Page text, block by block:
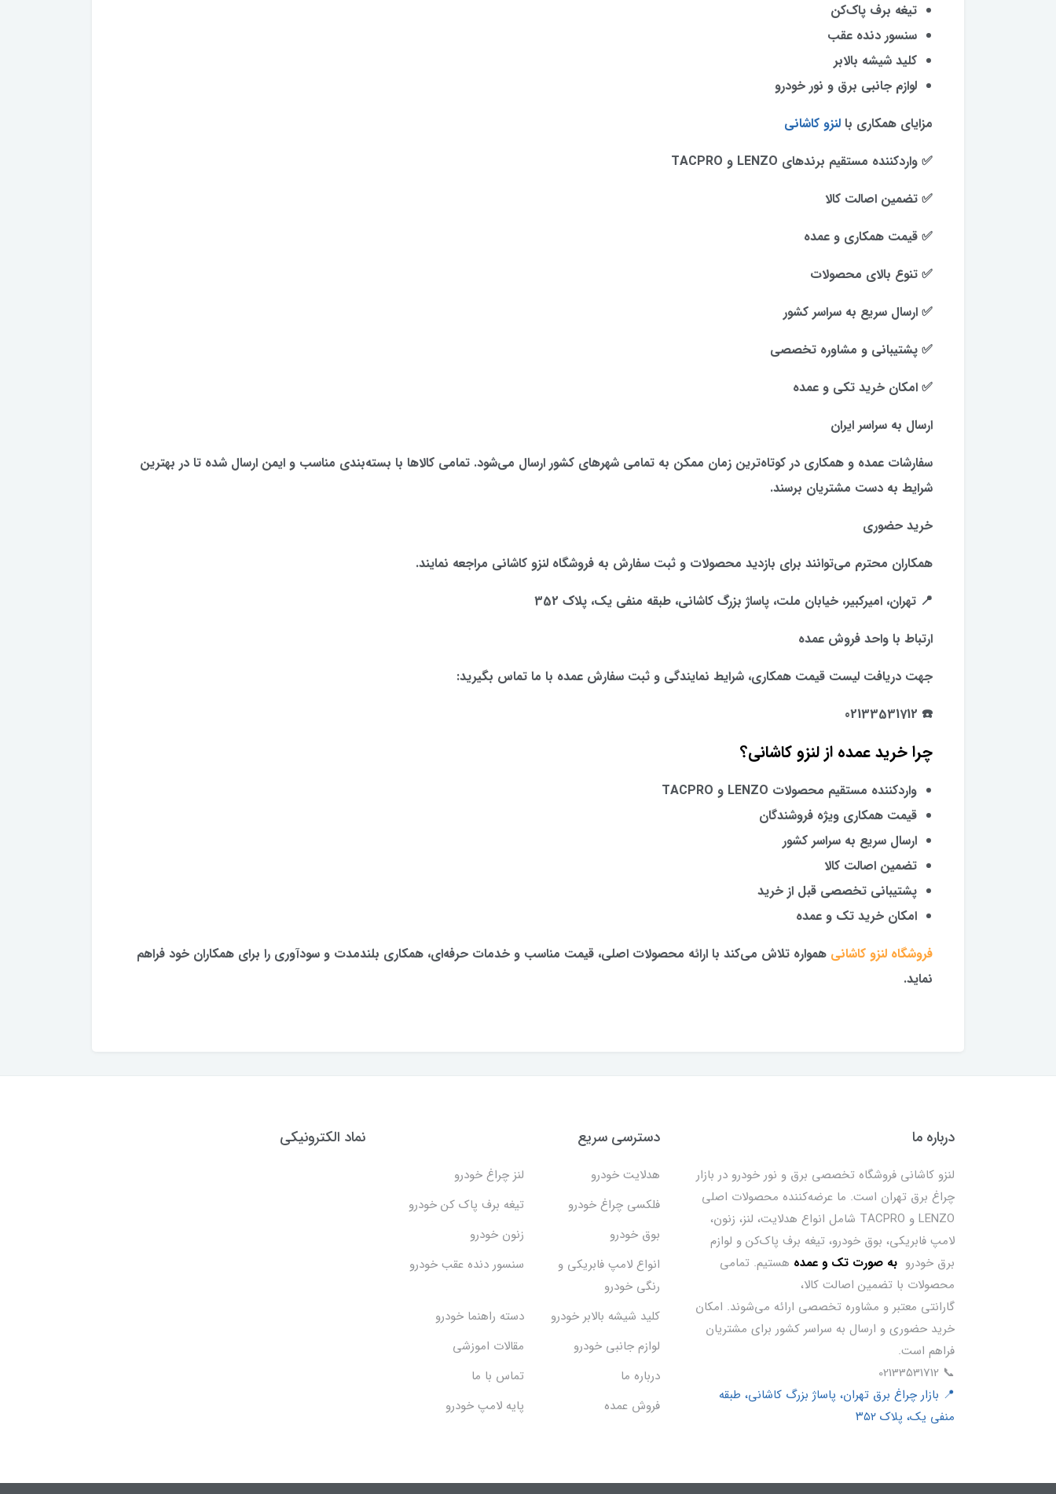
تیغه برف پاک‌کن
سنسور دنده عقب
کلید شیشه بالابر
لوازم جانبی برق و نور خودرو
مزایای همکاری با لنزو کاشانی
✅ واردکننده مستقیم برندهای LENZO و TACPRO
✅ تضمین اصالت کالا
✅ قیمت همکاری و عمده
✅ تنوع بالای محصولات
✅ ارسال سریع به سراسر کشور
✅ پشتیبانی و مشاوره تخصصی
✅ امکان خرید تکی و عمده
ارسال به سراسر ایران
سفارشات عمده و همکاری در کوتاه‌ترین زمان ممکن به تمامی شهرهای کشور ارسال می‌شود. تمامی کالاها با بسته‌بندی مناسب و ایمن ارسال شده تا در بهترین
شرایط به دست مشتریان برسند.
خرید حضوری
همکاران محترم می‌توانند برای بازدید محصولات و ثبت سفارش به فروشگاه لنزو کاشانی مراجعه نمایند.
📍 تهران، امیرکبیر، خیابان ملت، پاساژ بزرگ کاشانی، طبقه منفی یک، پلاک 352
ارتباط با واحد فروش عمده
جهت دریافت لیست قیمت همکاری، شرایط نمایندگی و ثبت سفارش عمده با ما تماس بگیرید:
☎️ 02133531712
چرا خرید عمده از لنزو کاشانی؟
واردکننده مستقیم محصولات LENZO و TACPRO
قیمت همکاری ویژه فروشندگان
ارسال سریع به سراسر کشور
تضمین اصالت کالا
پشتیبانی تخصصی قبل از خرید
امکان خرید تک و عمده
فروشگاه لنزو کاشانی همواره تلاش می‌کند با ارائه محصولات اصلی، قیمت مناسب و خدمات حرفه‌ای، همکاری بلندمدت و سودآوری را برای همکاران خود فراهم
نماید.
درباره ما
لنزو کاشانی فروشگاه تخصصی برق و نور خودرو در بازار
چراغ برق تهران است. ما عرضه‌کننده محصولات اصلی
LENZO و TACPRO شامل انواع هدلایت، لنز، زنون،
لامپ فابریکی، بوق خودرو، تیغه برف پاک‌کن و لوازم
برق خودرو به صورت تک و عمده هستیم. تمامی
محصولات با تضمین اصالت کالا،
گارانتی معتبر و مشاوره تخصصی ارائه می‌شوند. امکان
خرید حضوری و ارسال به سراسر کشور برای مشتریان
فراهم است.
📞 02133531712
📍 بازار چراغ برق تهران، پاساژ بزرگ کاشانی، طبقه
منفی یک، پلاک ۳۵۲
دسترسی سریع
هدلایت خودرو
لنز چراغ خودرو
فلکسی چراغ خودرو
تیغه برف پاک کن خودرو
بوق خودرو
زنون خودرو
انواع لامپ فابریکی و
رنگی خودرو
سنسور دنده عقب خودرو
کلید شیشه بالابر خودرو
دسته راهنما خودرو
لوازم جانبی خودرو
مقالات اموزشی
درباره ما
تماس با ما
فروش عمده
پایه لامپ خودرو
نماد الکترونیکی